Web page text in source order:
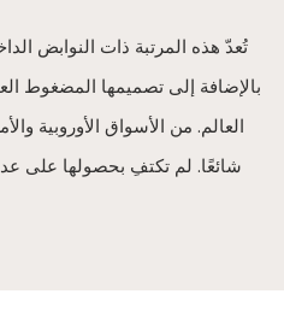
تُعدّ هذه المرتبة ذات النوابض
بالإضافة إلى تصميمها المضغوط
العالم. من الأسواق الأوروبية
شائعًا. لم تكتفِ بحصولها على